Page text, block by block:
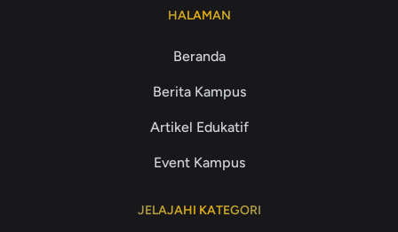
HALAMAN
Beranda
Berita Kampus
Artikel Edukatif
Event Kampus
JELAJAHI KATEGORI